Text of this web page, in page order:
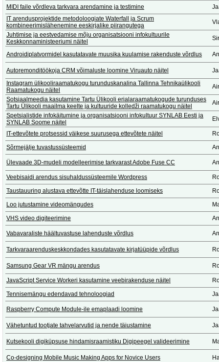
MIDI faile võrdleva tarkvara arendamine ja testimine
IT arendusprojektide metodoloogiate Waterfall ja Scrum
kombineerimislähenemine eeskirjalike piirangutega
Juhtimise ja eestvedamise mõju organisatsiooni infokultuurile
Keskkonnaministeeriumi näitel
Androidiplatvormidel kasutatavate muusika kuulamise rakenduste võrdlus
Autoremonditöökoja CRM võimaluste loomine Viruauto näitel
Instagram ülikooliraamatukogu turunduskanalina Tallinna Tehnikaülikooli
Raamatukogu näitel
Sotsiaalmeedia kasutamine Tartu Ülikooli erialaraamatukogude turunduses
Tartu Ülikooli maailma keelte ja kultuuride kolledži raamatukogu näitel
Spetsialistide infokäitumine ja organisatsiooni infokultuur SYNLAB Eesti ja
SYNLAB Soome näitel
IT-ettevõtete protsessid väikese suurusega ettevõtete näitel
Sõrmejälje tuvastussüsteemid
Ülevaade 3D-mudeli modelleerimise tarkvarast Adobe Fuse CC
Veebisaidi arendus sisuhaldussüsteemile Wordpress
Taustauuring alustava ettevõtte IT-täislahenduse loomiseks
Loo jutustamine videomängudes
VHS video digiteerimine
Vabavaraliste häältuvastuse lahenduste võrdlus
Tarkvaraarenduskeskkondades kasutatavate kirjatüüpide võrdlus
Samsung Gear VR mängu arendus
JavaScript Service Workeri kasutamine veebirakenduse näitel
Tennisemängu edendavad tehnoloogiad
Raspberry Compute Module-ile emaplaadi loomine
Vähetuntud tootjate tahvelarvutid ja nende täiustamine
Kutsekooli digiküpsuse hindamisraamistiku Digipeegel valideerimine
Co-designing Mobile Music Making Apps for Novice Users